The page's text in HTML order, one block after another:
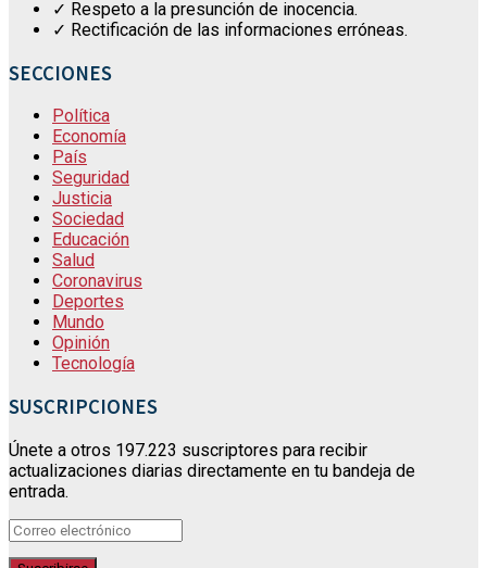
✓ Respeto a la presunción de inocencia.
✓ Rectificación de las informaciones erróneas.
SECCIONES
Política
Economía
País
Seguridad
Justicia
Sociedad
Educación
Salud
Coronavirus
Deportes
Mundo
Opinión
Tecnología
SUSCRIPCIONES
Únete a otros 197.223 suscriptores para recibir
actualizaciones diarias directamente en tu bandeja de
entrada.